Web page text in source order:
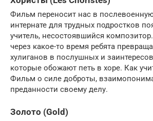
Фильм переносит нас в
интернате для трудных подростков
учитель, несостоявшийся
через какое-то время ребята
хулиганов в послушных и
которые обожают петь в хоре. Как
Фильм о силе доброты,
преданности своему делу.
Золото (Gold)